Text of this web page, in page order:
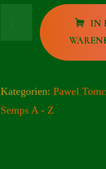
IN
Kategorien:Pawel
Semps A - Z